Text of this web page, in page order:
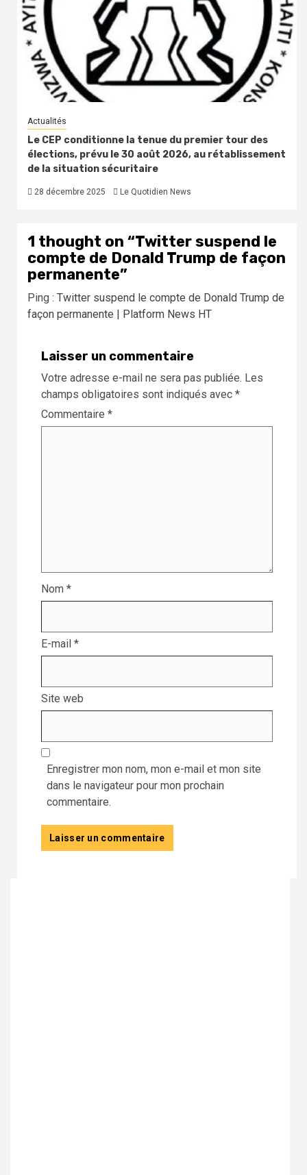
Actualités
Le CEP conditionne la tenue du premier tour des
élections, prévu le 30 août 2026, au rétablissement
de la situation sécuritaire
28 décembre 2025 Le Quotidien News
1 thought on “Twitter suspend le
compte de Donald Trump de façon
permanente”
Ping : Twitter suspend le compte de Donald Trump de
façon permanente | Platform News HT
Laisser un commentaire
Votre adresse e-mail ne sera pas publiée. Les
champs obligatoires sont indiqués avec *
Commentaire *
Nom *
E-mail *
Site web
Enregistrer mon nom, mon e-mail et mon site
dans le navigateur pour mon prochain
commentaire.